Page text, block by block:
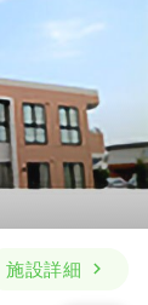
施設詳細